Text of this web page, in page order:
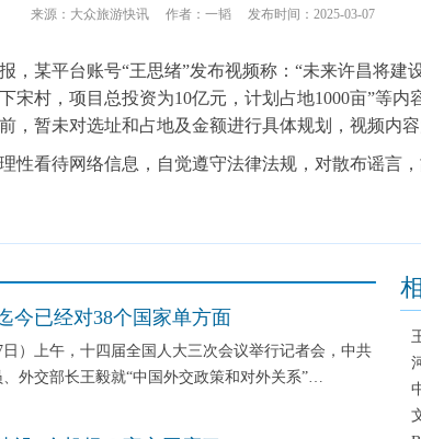
来源：大众旅游快讯 作者：一韬 发布时间：2025-03-07
某平台账号“王思绪”发布视频称：“未来许昌将建
宋村，项目总投资为10亿元，计划占地1000亩”等内
，暂未对选址和占地及金额进行具体规划，视频内容
看待网络信息，自觉遵守法律法规，对散布谣言
今已经对38个国家单方面
上午，十四届全国人大三次会议举行记者会，中共
外交部长王毅就“中国外交政策和对外关系”…